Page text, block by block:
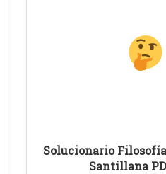
Solucionario
Santillana